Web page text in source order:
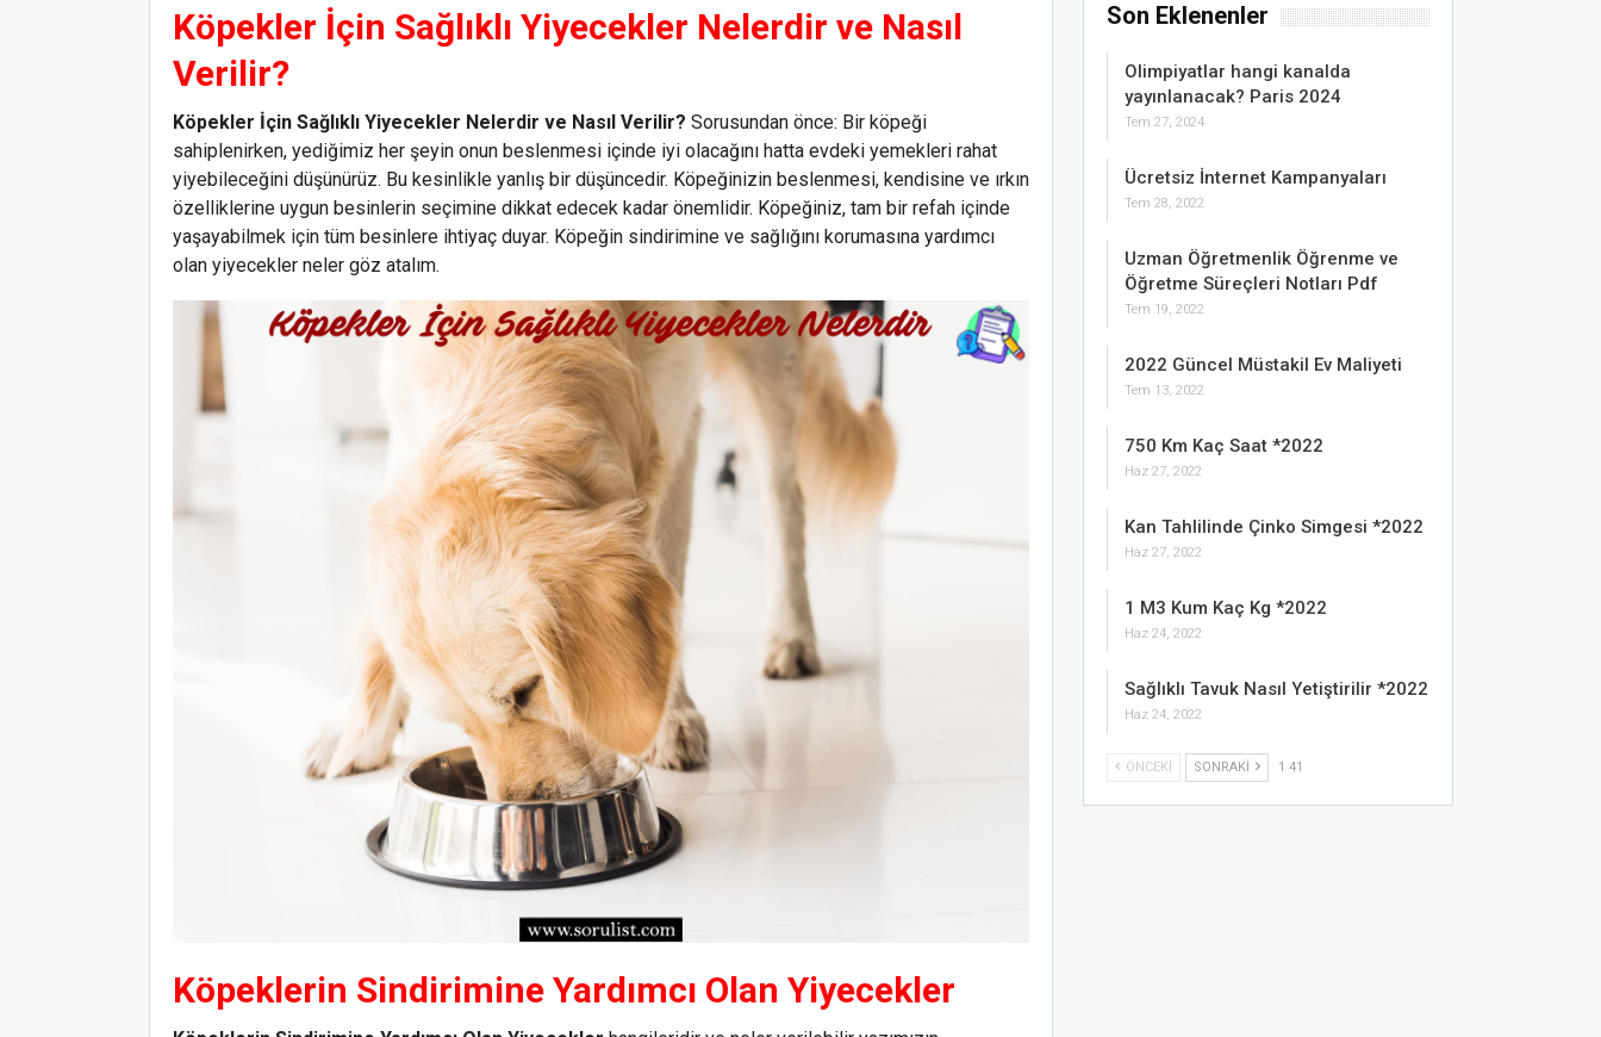
Köpekler İçin Sağlıklı Yiyecekler Nelerdir ve Nasıl
Verilir?
Köpekler İçin Sağlıklı Yiyecekler Nelerdir ve Nasıl Verilir? Sorusundan önce: Bir köpeği
sahiplenirken, yediğimiz her şeyin onun beslenmesi içinde iyi olacağını hatta evdeki yemekleri rahat
yiyebileceğini düşünürüz. Bu kesinlikle yanlış bir düşüncedir. Köpeğinizin beslenmesi, kendisine ve ırkın
özelliklerine uygun besinlerin seçimine dikkat edecek kadar önemlidir. Köpeğiniz, tam bir refah içinde
yaşayabilmek için tüm besinlere ihtiyaç duyar. Köpeğin sindirimine ve sağlığını korumasına yardımcı
olan yiyecekler neler göz atalım.
Köpeklerin Sindirimine Yardımcı Olan Yiyecekler
Son Eklenenler
Olimpiyatlar hangi kanalda
yayınlanacak? Paris 2024
Tem 27, 2024
Ücretsiz İnternet Kampanyaları
Tem 28, 2022
Uzman Öğretmenlik Öğrenme ve
Öğretme Süreçleri Notları Pdf
Tem 19, 2022
2022 Güncel Müstakil Ev Maliyeti
Tem 13, 2022
750 Km Kaç Saat *2022
Haz 27, 2022
Kan Tahlilinde Çinko Simgesi *2022
Haz 27, 2022
1 M3 Kum Kaç Kg *2022
Haz 24, 2022
Sağlıklı Tavuk Nasıl Yetiştirilir *2022
Haz 24, 2022
ÖNCEKI SONRAKI 1 41